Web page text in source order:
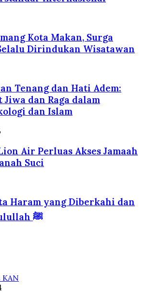
Kota Makan, Surga
Dirindukan Wisatawan
Tenang dan Hati Adem:
Jiwa dan Raga dalam
dan Islam
Air Perluas Akses Jamaah
Suci
Haram yang Diberkahi dan
Disayangi Rasulullah ﷺ